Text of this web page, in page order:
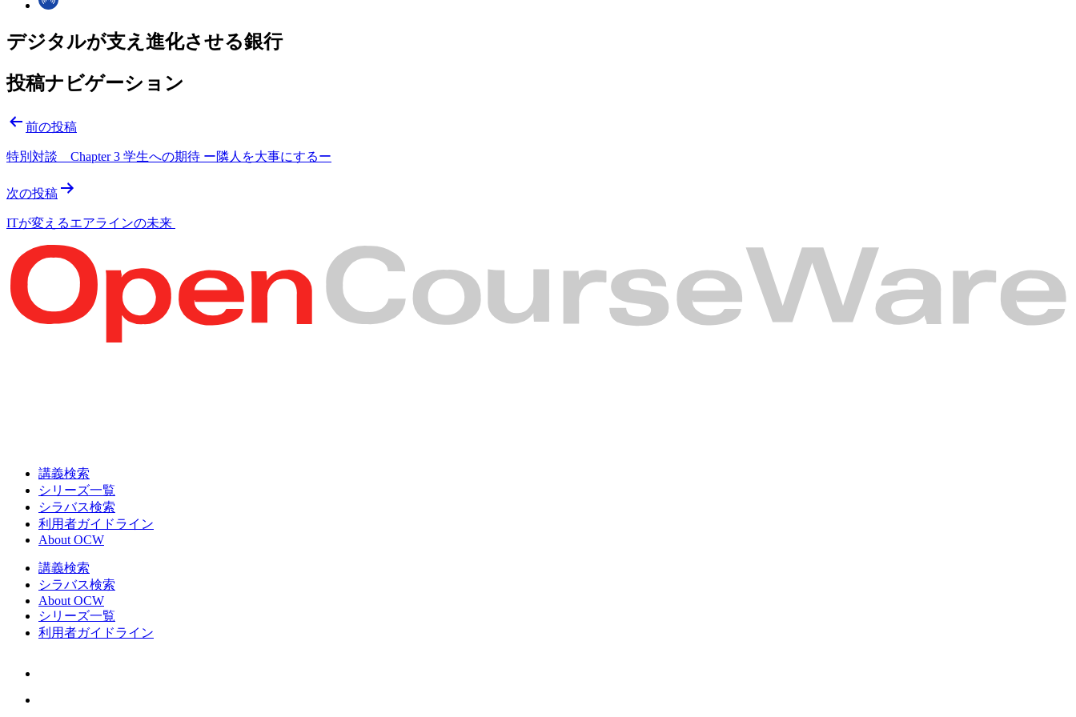
デジタルが支え進化させる銀行
投稿ナビゲーション
前の投稿
特別対談 Chapter 3 学生への期待 ー隣人を大事にするー
次の投稿
ITが変えるエアラインの未来
講義検索
シリーズ一覧
シラバス検索
利用者ガイドライン
About OCW
講義検索
シラバス検索
About OCW
シリーズ一覧
利用者ガイドライン